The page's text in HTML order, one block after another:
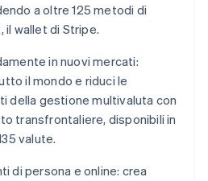
a oltre 125 metodi di
il wallet di Stripe.
in nuovi mercati:
il mondo e riduci le
della gestione multivaluta con
transfrontaliere, disponibili in
valute.
di persona e online: crea